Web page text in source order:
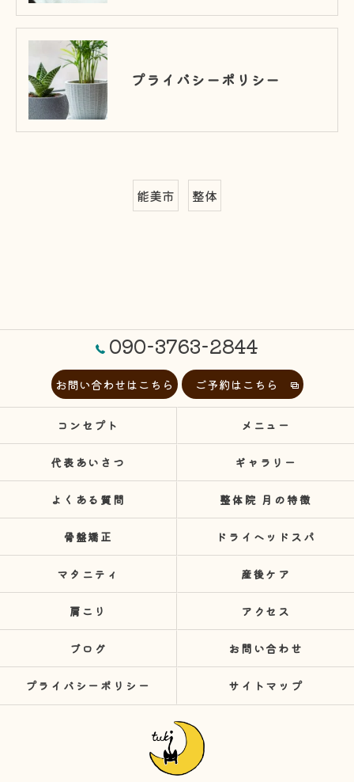
プライバシーポリシー
能美市 整体
090-3763-2844
お問い合わせはこちら ご予約はこちら
コンセプト メニュー
代表あいさつ ギャラリー
よくある質問 整体院 月の特徴
骨盤矯正 ドライヘッドスパ
マタニティ 産後ケア
肩こり アクセス
ブログ お問い合わせ
プライバシーポリシー サイトマップ